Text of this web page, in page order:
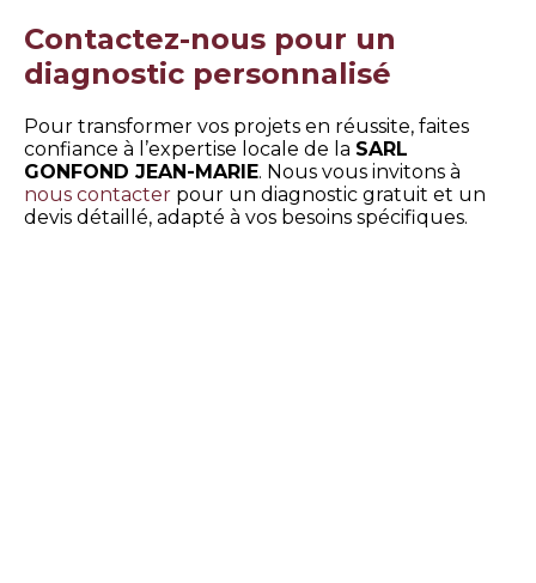
Contactez-nous pour un
diagnostic personnalisé
Pour transformer vos projets en réussite, faites
confiance à l’expertise locale de la SARL
GONFOND JEAN-MARIE. Nous vous invitons à
nous contacter pour un diagnostic gratuit et un
devis détaillé, adapté à vos besoins spécifiques.